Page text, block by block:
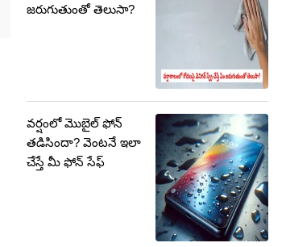
జరుగుతుంతో తెలుసా?
వర్షంలో మొబైల్ ఫోన్
తడిసిందా? వెంటనే ఇలా
చేస్తే మీ ఫోన్‌ సేఫ్